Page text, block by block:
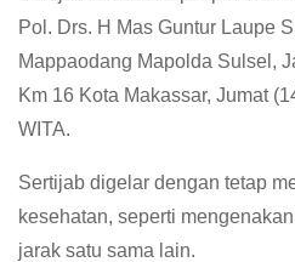
Pol. Drs. H Mas Guntur Laupe
Mappaodang Mapolda Sulsel,
Km 16 Kota Makassar, Jumat
WITA.
Sertijab digelar dengan tetap
kesehatan, seperti
jarak satu sama lain.